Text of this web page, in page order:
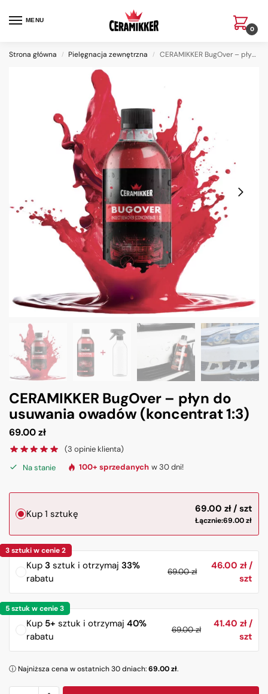
MENU
0
Strona główna / Pielęgnacja zewnętrzna / CERAMIKKER BugOver – płyn do usuwania owadów (koncentrat 1:3)
CERAMIKKER BugOver – płyn do
usuwania owadów (koncentrat 1:3)
69.00zł
(3 opinie klienta)
Na stanie
100+ sprzedanych w 30 dni!
Kup 1 sztukę 69.00 zł
Łącznie:69.00zł
Kup 3 sztuk i otrzymaj 33%
rabatu
69.00zł
46.00 zł
Kup 5+ sztuk i otrzymaj 40%
rabatu
69.00zł
41.40 zł
ⓘ Najniższa cena w ostatnich 30 dniach:69.00zł.